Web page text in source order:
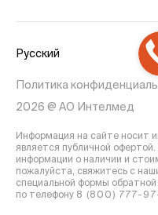
Русский
Политика
2026 @ АО Интелмед
Информация на сайте носит
является публичной
информации о наличии и
пожалуйста, свяжитесь с
специальной формы обратной
по телефону 8 (800) 777-